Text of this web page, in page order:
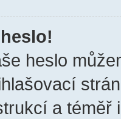
heslo
a téměř